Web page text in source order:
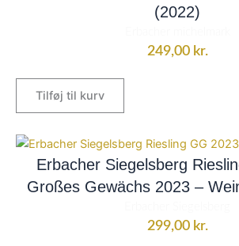
(2022)
249,00 kr.
Tilføj til kurv
Erbacher Siegelsberg
Großes Gewächs 2023 –
299,00 kr.